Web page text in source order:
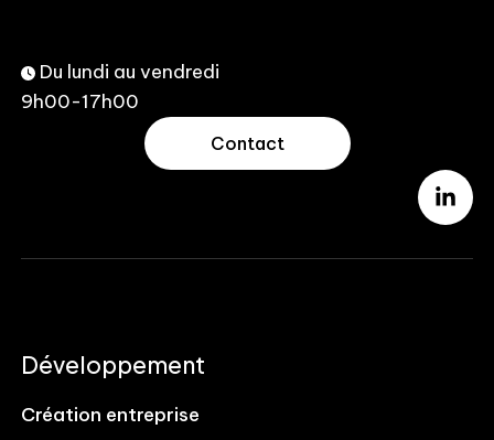
Du lundi au vendredi
9h00-17h00
Contact
Développement
Création entreprise